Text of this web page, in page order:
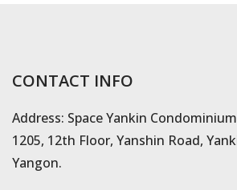
CONTACT INFO
Address: Space Yankin
1205, 12th Floor, Yanshin Road,
Yangon.